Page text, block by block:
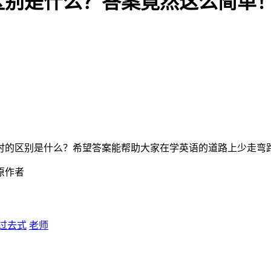
区别是什么？希望答案能帮助大家在学英语的道路上少走弯
作者
去式 老师